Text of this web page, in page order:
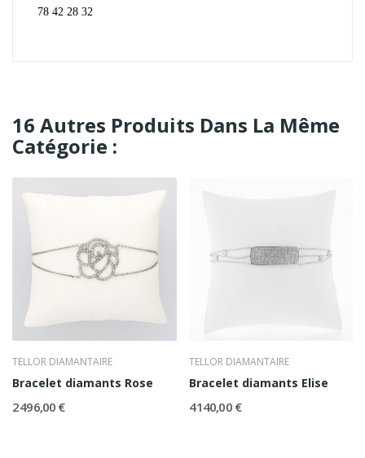
78 42 28 32
16 Autres Produits Dans La Même
Catégorie :
TELLOR DIAMANTAIRE
Bracelet diamants Rose
2 496,00 €
TELLOR DIAMANTAIRE
Bracelet diamants Elise
4 140,00 €